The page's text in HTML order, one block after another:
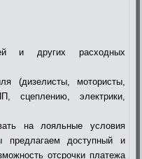
и других расходных
(дизелисты, мотористы,
сцеплению, электрики,
на лояльные условия
доступный и
отсрочки платежа